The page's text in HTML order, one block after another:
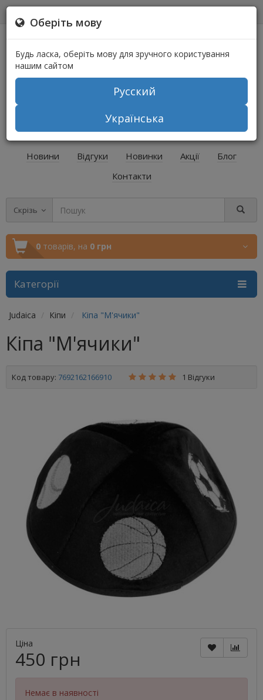
+38 (067) 541-64-04
+38 (073) 541-64-04
Новини Відгуки Новинки Акції
Блог
Контакти
Скрізь
0 товарів, на 0 грн
Категорії
Оберіть мову
Будь ласка, оберіть мову для зручного користування
нашим сайтом
Русский
Українська
Judaica Кіпи Кіпа "М'ячики"
Кіпа "М'ячики"
Код товару: 7692162166910 1 Відгуки
Ціна
450 грн
Немає в наявності